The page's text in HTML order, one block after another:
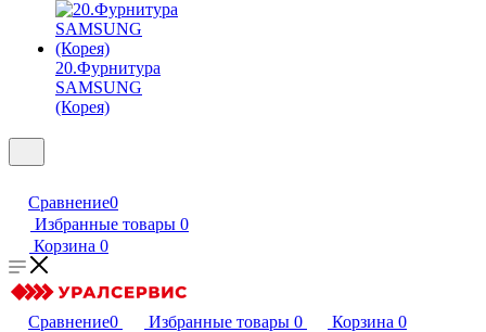
20.Фурнитура
SAMSUNG
(Корея)
Сравнение0
Избранные товары 0
Корзина 0
Сравнение0 Избранные товары 0 Корзина 0